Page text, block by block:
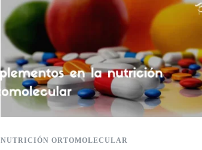
NUTRICIÓN ORTOMOLECULAR